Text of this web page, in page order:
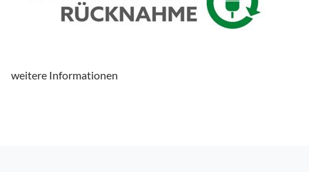
weitere Informationen